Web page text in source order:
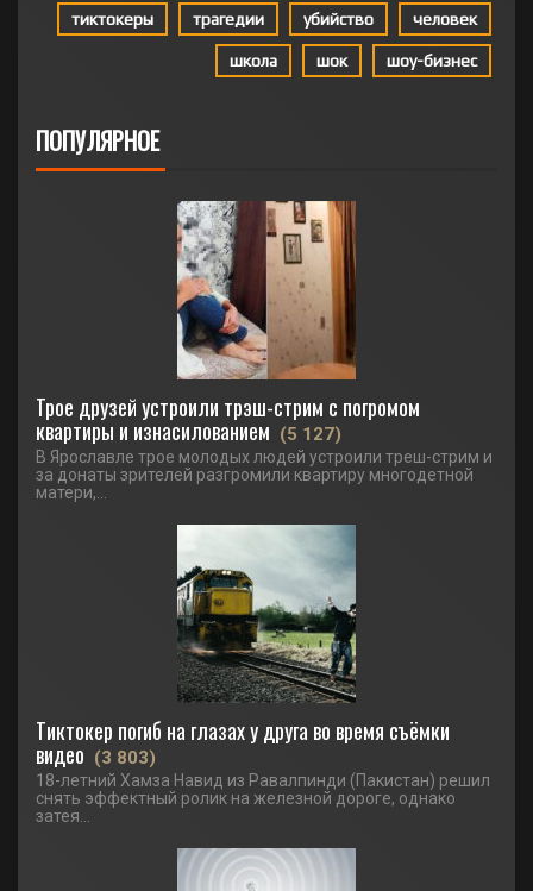
тиктокеры трагедии убийство человек
школа шок шоу-бизнес
ПОПУЛЯРНОЕ
Трое друзей устроили трэш-стрим с погромом
квартиры и изнасилованием (5 127)
В Ярославле трое молодых людей устроили треш-стрим и
за донаты зрителей разгромили квартиру многодетной
матери,...
Тиктокер погиб на глазах у друга во время съёмки
видео (3 803)
18-летний Хамза Навид из Равалпинди (Пакистан) решил
снять эффектный ролик на железной дороге, однако
затея...